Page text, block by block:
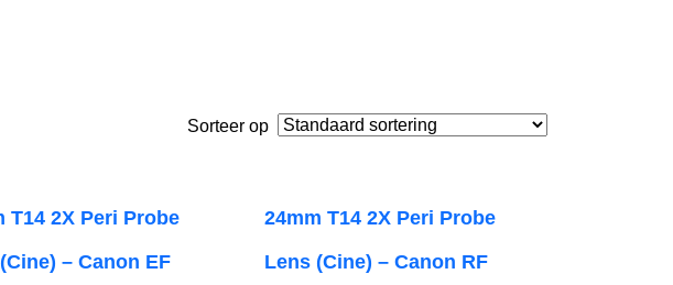
Sorteer op
T14 2X Peri Probe
– Canon EF
24mm T14 2X Peri Probe
Lens (Cine) – Canon RF